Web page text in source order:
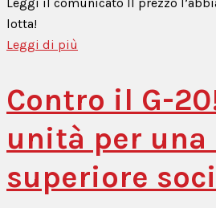
Leggi il comunicato Il prezzo
lotta!
Leggi di più
Contro il G-
unità per una
superiore